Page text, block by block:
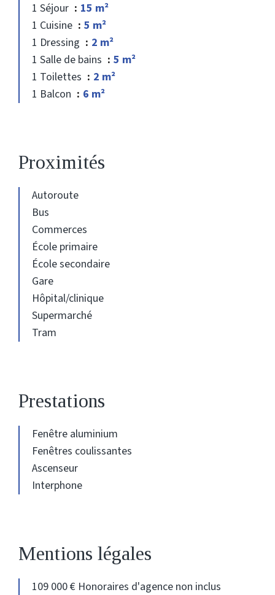
1 Séjour
15 m²
1 Cuisine
5 m²
1 Dressing
2 m²
1 Salle de bains
5 m²
1 Toilettes
2 m²
1 Balcon
6 m²
Proximités
Autoroute
Bus
Commerces
École primaire
École secondaire
Gare
Hôpital/clinique
Supermarché
Tram
Prestations
Fenêtre aluminium
Fenêtres coulissantes
Ascenseur
Interphone
Mentions légales
109 000 € Honoraires d'agence non inclus